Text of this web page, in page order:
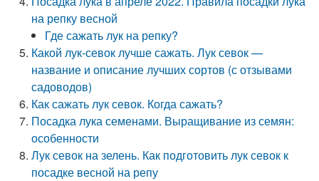
на репку весной
Где сажать лук на репку?
Какой лук-севок лучше сажать. Лук севок —
название и описание лучших сортов (с отзывами
садоводов)
Как сажать лук севок. Когда сажать?
Посадка лука семенами. Выращивание из семян:
особенности
Лук севок на зелень. Как подготовить лук севок к
посадке весной на репу